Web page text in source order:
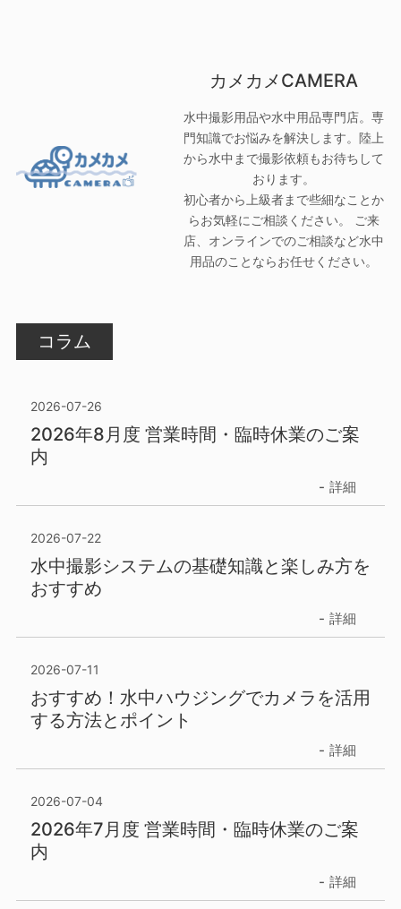
カメカメCAMERA
水中撮影用品や水中用品専門店。専
門知識でお悩みを解決します。陸上
から水中まで撮影依頼もお待ちして
おります。
初心者から上級者まで些細なことか
らお気軽にご相談ください。 ご来
店、オンラインでのご相談など水中
用品のことならお任せください。
コラム
2026-07-26
2026年8月度 営業時間・臨時休業のご案
内
詳細
2026-07-22
水中撮影システムの基礎知識と楽しみ方を
おすすめ
詳細
2026-07-11
おすすめ！水中ハウジングでカメラを活用
する方法とポイント
詳細
2026-07-04
2026年7月度 営業時間・臨時休業のご案
内
詳細